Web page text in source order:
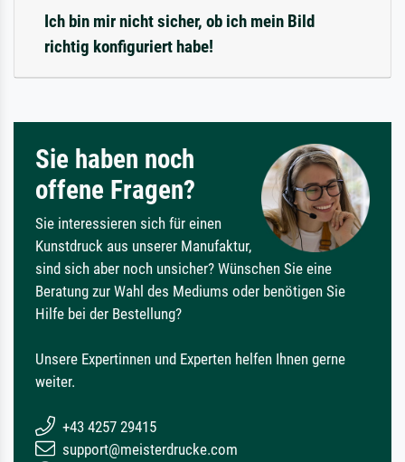
Ich bin mir nicht sicher, ob ich mein Bild
richtig konfiguriert habe!
Sie haben noch
offene Fragen?
Sie interessieren sich für einen
Kunstdruck aus unserer Manufaktur,
sind sich aber noch unsicher? Wünschen Sie eine
Beratung zur Wahl des Mediums oder benötigen Sie
Hilfe bei der Bestellung?
Unsere Expertinnen und Experten helfen Ihnen gerne
weiter.
+43 4257 29415
support@meisterdrucke.com